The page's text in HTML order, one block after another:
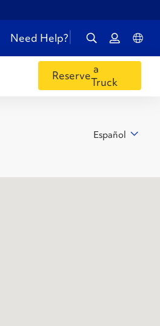
Need Help?
Reservea
Truck
Español